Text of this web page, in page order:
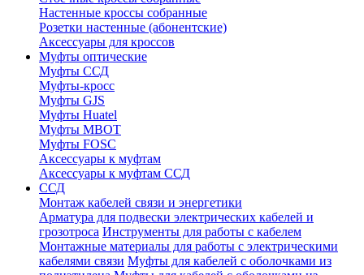
Настенные кроссы собранные
Розетки настенные (абонентские)
Аксессуары для кроссов
Муфты оптические
Муфты ССД
Муфты-кросс
Муфты GJS
Муфты Huatel
Муфты МВОТ
Муфты FOSC
Аксессуары к муфтам
Аксессуары к муфтам ССД
ССД
Монтаж кабелей связи и энергетики
Арматура для подвески электрических кабелей и
грозотроса Инструменты для работы с кабелем
Монтажные материалы для работы с электрическими
кабелями связи Муфты для кабелей с оболочками из